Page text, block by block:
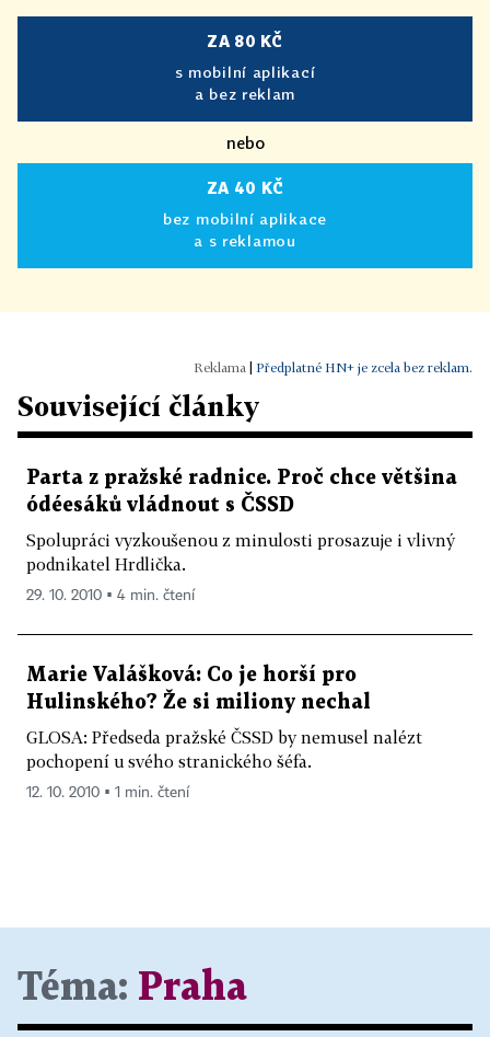
ZA 80 KČ
s mobilní aplikací
a bez reklam
nebo
ZA 40 KČ
bez mobilní aplikace
a s reklamou
Předplatné HN+ je zcela bez reklam.
Související články
Parta z pražské radnice. Proč chce většina
ódéesáků vládnout s ČSSD
Spolupráci vyzkoušenou z minulosti prosazuje i vlivný
podnikatel Hrdlička.
29. 10. 2010 ▪ 4 min. čtení
Marie Valášková: Co je horší pro
Hulinského? Že si miliony nechal
GLOSA: Předseda pražské ČSSD by nemusel nalézt
pochopení u svého stranického šéfa.
12. 10. 2010 ▪ 1 min. čtení
Téma: Praha